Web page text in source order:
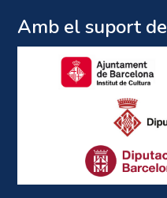
Amb el suport de